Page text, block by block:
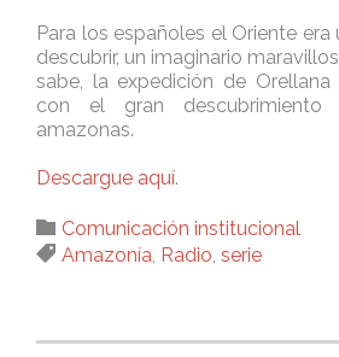
Para los españoles el Oriente
descubrir, un imaginario
sabe, la expedición de
con el gran descubrimiento
amazonas.
Descargue aquí.
 Category
Comunicación institucional
 Tags
Amazonía Radio serie